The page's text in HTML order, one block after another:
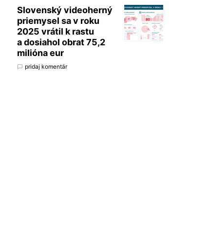
Slovenský videoherný
priemysel sa v roku
2025 vrátil k rastu
a dosiahol obrat 75,2
milióna eur
pridaj komentár